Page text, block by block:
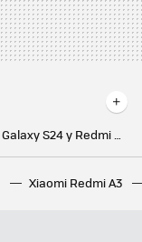
Buena oportunidad para hacerse con un Galaxy S24 y Redmi Note 13 Pro+, y otras ofertas en móviles, accesorios y Google Play: Cazando Gangas
Cómo conseguir puntos de gremio ilimitados en Monster Hunter Wilds. La divisa clave para el contenido 'endgame'
Xiaomi Redmi A3